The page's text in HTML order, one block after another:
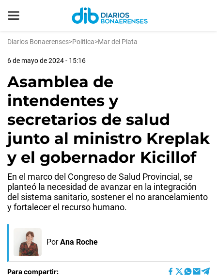
Diarios Bonaerenses>Política>Mar del Plata
6 de mayo de 2024 - 15:16
Asamblea de
intendentes y
secretarios de salud
junto al ministro Kreplak
y el gobernador Kicillof
En el marco del Congreso de Salud Provincial, se
planteó la necesidad de avanzar en la integración
del sistema sanitario, sostener el no arancelamiento
y fortalecer el recurso humano.
Por Ana Roche
Para compartir: